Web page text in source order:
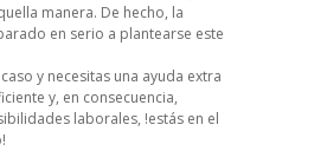
manera. De hecho, la
en serio a plantearse este
y necesitas una ayuda extra
y, en consecuencia,
laborales, !estás en el